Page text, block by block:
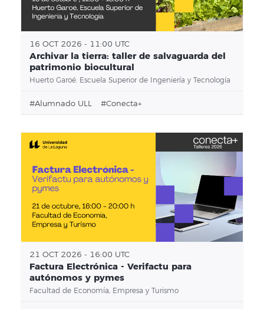
16 OCT 2026 - 11:00 UTC
Archivar la tierra: taller de salvaguarda del
patrimonio biocultural
Huerto Garoé. Escuela Superior de Ingeniería y Tecnología
#alumnado ULL #conecta+
21 OCT 2026 - 16:00 UTC
Factura Electrónica - Verifactu para
autónomos y pymes
Facultad de Economía, Empresa y Turismo